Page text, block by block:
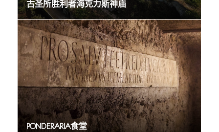
古圣所胜利者海克力斯神庙
PONDERARIA食堂